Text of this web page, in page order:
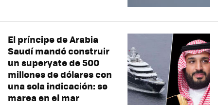
El príncipe de Arabia
Saudí mandó construir
un superyate de 500
millones de dólares con
una sola indicación: se
marea en el mar